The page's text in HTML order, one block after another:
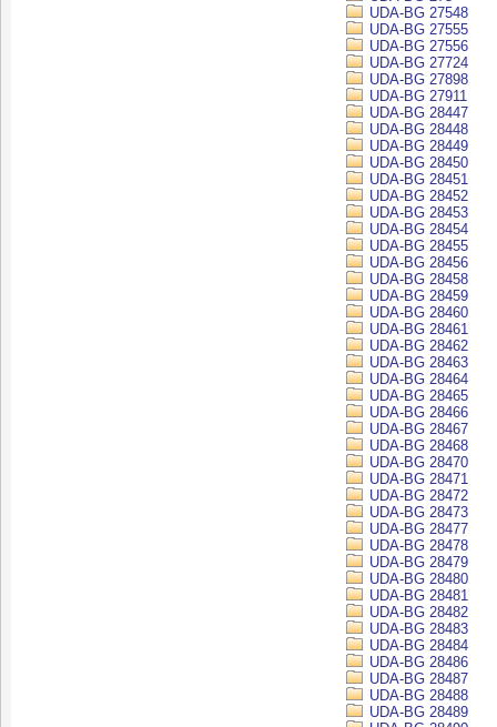
UDA-BG 27548
UDA-BG 27555
UDA-BG 27556
UDA-BG 27724
UDA-BG 27898
UDA-BG 27911
UDA-BG 28447
UDA-BG 28448
UDA-BG 28449
UDA-BG 28450
UDA-BG 28451
UDA-BG 28452
UDA-BG 28453
UDA-BG 28454
UDA-BG 28455
UDA-BG 28456
UDA-BG 28458
UDA-BG 28459
UDA-BG 28460
UDA-BG 28461
UDA-BG 28462
UDA-BG 28463
UDA-BG 28464
UDA-BG 28465
UDA-BG 28466
UDA-BG 28467
UDA-BG 28468
UDA-BG 28470
UDA-BG 28471
UDA-BG 28472
UDA-BG 28473
UDA-BG 28477
UDA-BG 28478
UDA-BG 28479
UDA-BG 28480
UDA-BG 28481
UDA-BG 28482
UDA-BG 28483
UDA-BG 28484
UDA-BG 28486
UDA-BG 28487
UDA-BG 28488
UDA-BG 28489